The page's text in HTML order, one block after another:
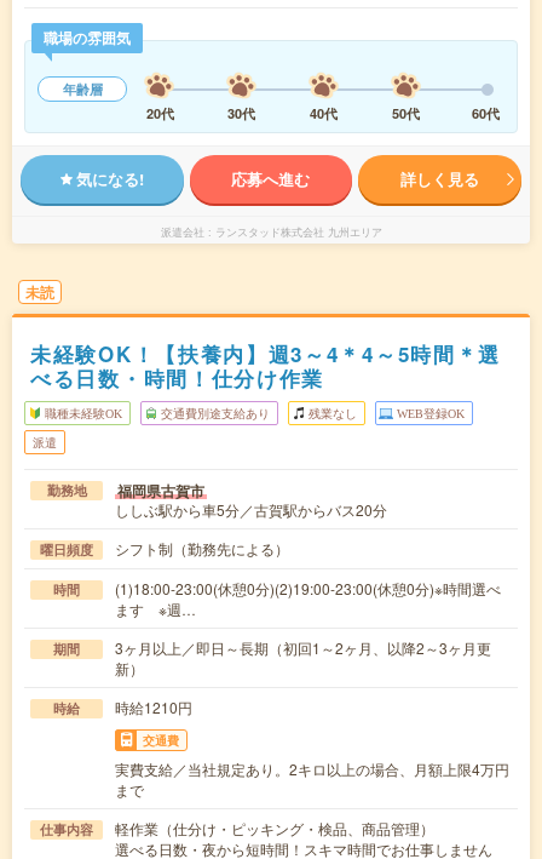
職場の雰囲気
年齢層
20代
30代 40代 50代 60代
気になる! 応募へ進む 詳しく見る
派遣会社 ランスタッド株式会社 九州エリア
未読
未経験OK！【扶養内】週3～4＊4～5時間＊選
べる日数・時間！仕分け作業
職種未経験OK 交通費別途支給あり 残業なし WEB登録OK
派遣
勤務地 福岡県古賀市
ししぶ駅から車5分／古賀駅からバス20分
曜日頻度 シフト制（勤務先による）
時間
(1)18:00-23:00(休憩0分)(2)19:00-23:00(休憩0分)※時間選べ
ます ※週…
期間
3ヶ月以上／即日～長期（初回1～2ヶ月、以降2～3ヶ月更
新）
時給 時給1210円
交通費
実費支給／当社規定あり。2キロ以上の場合、月額上限4万円
まで
仕事内容
軽作業（仕分け・ピッキング・検品、商品管理）
選べる日数・夜から短時間！スキマ時間でお仕事しません